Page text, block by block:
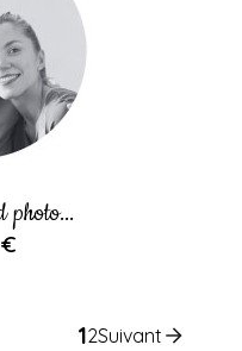
photo...
12Suivant